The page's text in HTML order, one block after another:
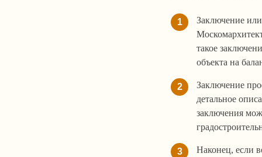
1
Заключение
такое
объекта на
2
Заключение
детальное
заключения
3
Наконец, если